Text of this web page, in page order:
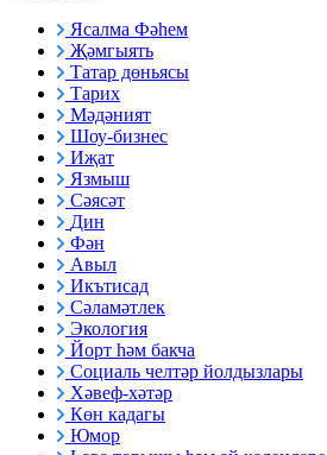
Ясалма Фәһем
Җәмгыять
Татар дөньясы
Тарих
Мәдәният
Шоу-бизнес
Иҗат
Язмыш
Сәясәт
Дин
Фән
Авыл
Икътисад
Сәламәтлек
Экология
Йорт һәм бакча
Социаль челтәр йолдызлары
Хәвеф-хәтәр
Көн кадагы
Юмор